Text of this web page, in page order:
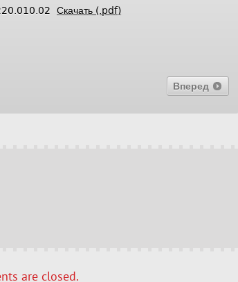
220.010.02Скачать (.pdf)
Вперед
are closed.